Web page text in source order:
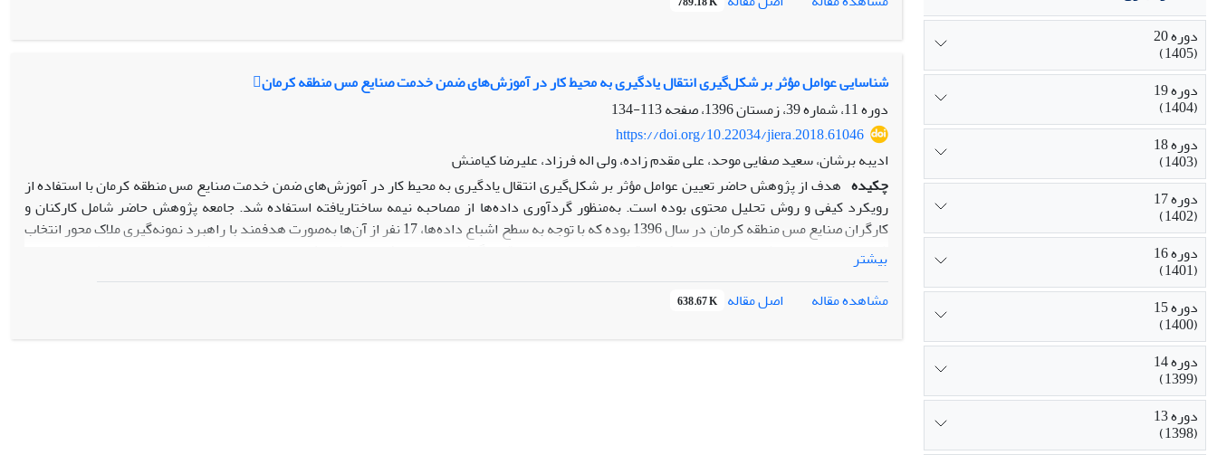
مشارکتی، می‌تواند زمینه مطلوبی برای شکل‌گیری و تقویت پویایی و ارتقای فرهنگ کارهای گروهی در بین دانش‌آموزان مدارس ابتدایی، فراهم کند.
شناسایی عوامل مؤثر بر شکل‌گیری انتقال یادگیری به محیط کار در آموزش‌های ضمن خدمت صنایع مس منطقه کرمان
دوره 11، شماره 39، زمستان 1396، صفحه
113-134
https://doi.org/10.22034/jiera.2018.61046
ادیبه برشان، سعید صفایی موحد، علی مقدم زاده، ولی اله فرزاد، علیرضا کیامنش
چکیده هدف از پژوهش حاضر تعیین عوامل مؤثر بر شکل‌گیری انتقال یادگیری به محیط کار در آموزش‌های ضمن خدمت صنایع مس منطقه کرمان با استفاده از
رویکرد کیفی و روش تحلیل محتوی بوده است. به‌منظور گردآوری داده‌ها از مصاحبه نیمه ساختاریافته استفاده شد. جامعه پژوهش حاضر شامل کارکنان و
کارگران صنایع مس منطقه کرمان در سال 1396 بوده که با توجه به سطح اشباع داده‌ها، 17 نفر از آن‌ها به‌صورت هدفمند با راهبرد نمونه‌گیری ملاک محور انتخاب
شدند. داده‌ها به روش تحلیل محتوای کیفی قراردادی موردبررسی قرار گرفتند. روایی یافته‌های پژوهش با استفاده از روش‌های بررسی توسط اعضاء و چند
سویه نگری منابع داده‌ها تضمین گردید. نتایج پژوهش نشان داد که عوامل مؤثر بر شکل‌گیری انتقال یادگیری به محیط کار در سه‌طبقه، عوامل فردی (شامل زیر
طبقه خودکارآمدی، انگیزه، آمادگی یادگیرنده و نگرش)، عوامل سازمانی (شامل ابعاد جو انتقال و عدالت سازمانی) و عوامل آموزشی (استراتژی‌های آموزشی) قرار
بیشتر
مشاهده مقاله
اصل مقاله 638.67 K
دوره 20
(1405)
دوره 19
(1404)
دوره 18
(1403)
دوره 17
(1402)
دوره 16
(1401)
دوره 15
(1400)
دوره 14
(1399)
دوره 13
(1398)